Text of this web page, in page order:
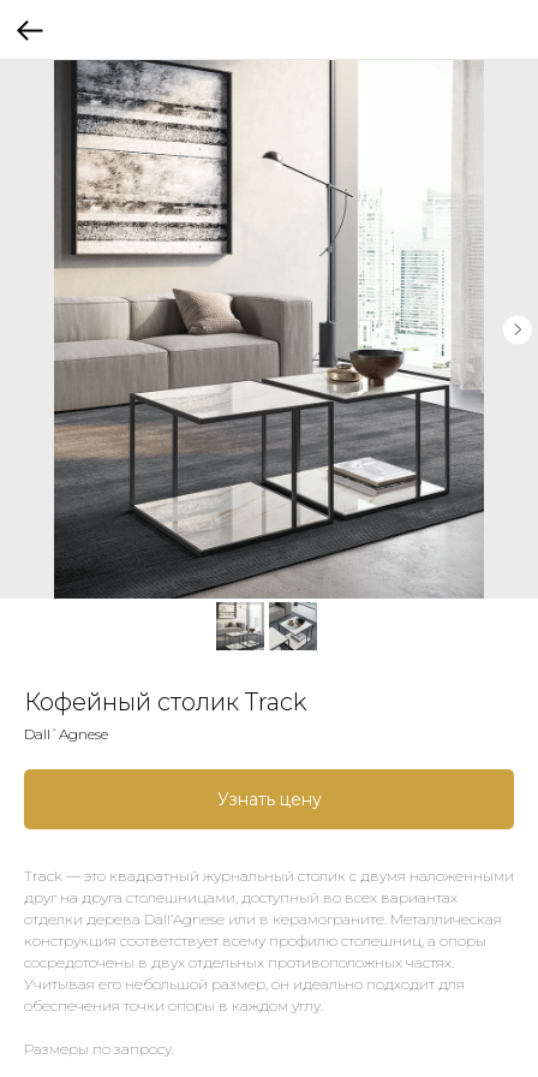
Кофейный столик Track
Dall`Agnese
Узнать цену
Track — это квадратный журнальный столик с двумя наложенными
друг на друга столешницами, доступный во всех вариантах
отделки дерева Dall’Agnese или в керамограните. Металлическая
конструкция соответствует всему профилю столешниц, а опоры
сосредоточены в двух отдельных противоположных частях.
Учитывая его небольшой размер, он идеально подходит для
обеспечения точки опоры в каждом углу.
Размеры по запросу.